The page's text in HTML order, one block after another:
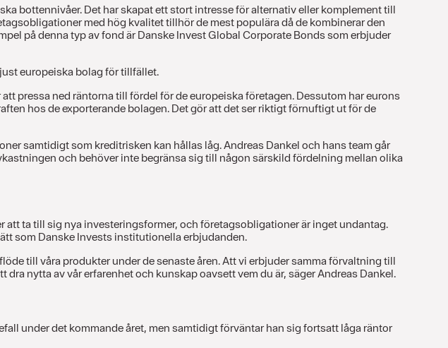
bottennivåer. Det har skapat ett stort intresse för alternativ eller komplement till
med hög kvalitet tillhör de mest populära då de kombinerar den
på denna typ av fond är Danske Invest Global Corporate Bonds som erbjuder
europeiska bolag för tillfället.
pressa ned räntorna till fördel för de europeiska företagen. Dessutom har eurons
hos de exporterande bolagen. Det gör att det ser riktigt förnuftigt ut för de
samtidigt som kreditrisken kan hållas låg. Andreas Dankel och hans team går
och behöver inte begränsa sig till någon särskild fördelning mellan olika
ta till sig nya investeringsformer, och företagsobligationer är inget undantag.
som Danske Invests institutionella erbjudanden.
till våra produkter under de senaste åren. Att vi erbjuder samma förvaltning till
nytta av vår erfarenhet och kunskap oavsett vem du är, säger Andreas Dankel.
under det kommande året, men samtidigt förväntar han sig fortsatt låga räntor